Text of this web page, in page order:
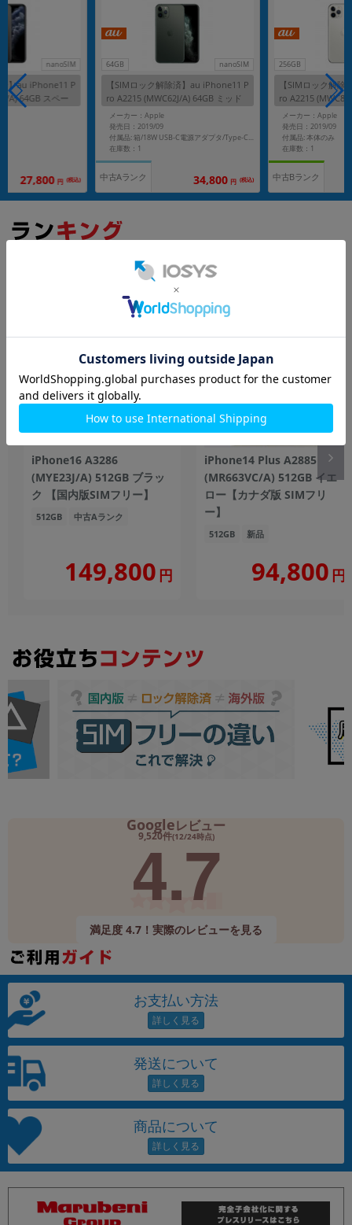
nanoSIM
】au iPhone11 P
A) 64GB スペー
27,800 円 (税込)
64GB nanoSIM
【SIMロック解除済】au iPhone11 P
ro A2215 (MWC62J/A) 64GB ミッド
ナイトグリーン
メーカー：Apple
発売日：2019/09
付属品: 箱/18W USB-C電源アダプタ/Type-C to Lightningケーブル/イヤホン(Lightningコネクタ)/SIMカードツール/マニュアル
在庫数：1
中古Aランク 34,800 円 (税込)
256GB
【SIMロック解除
ro A2215
メーカー：Apple
発売日：2019/09
付属品: 本体のみ
在庫数：1
中古Bランク
iPhone16 A3286
(MYE23J/A) 512GB ブラッ
ク 【国内版SIMフリー】
512GB 中古Aランク
149,800 円
iPhone14 Plus A2885
(MR663VC/A) 512GB イエ
ロー【カナダ版 SIMフリ
ー】
512GB 新品
94,800 円
Googleレビュー
9,520件(12/24時点)
4.7
満足度 4.7！実際のレビューを見る
お支払い方法
発送について
商品について